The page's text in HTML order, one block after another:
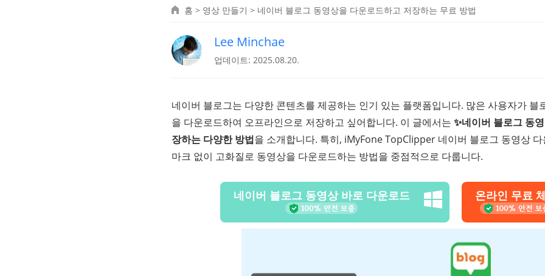
홈 > 영상 만들기 > 네이버 블로그 동영상을 다운로드하고 저장하는 무료 방법
Lee Minchae
업데이트: 2025.08.20.
네이버 블로그는 다양한 콘텐츠를 제공하는 인기 있는 플랫폼입니다. 많은 사용자가 블
을 다운로드하여 오프라인으로 저장하고 싶어합니다. 이 글에서는 ✨네이버 블로그 동
장하는 다양한 방법을 소개합니다. 특히, iMyFone TopClipper 네이버 블로그 동영상
마크 없이 고화질로 동영상을 다운로드하는 방법을 중점적으로 다룹니다.
네이버 블로그 동영상 바로 다운로드 온라인 무료